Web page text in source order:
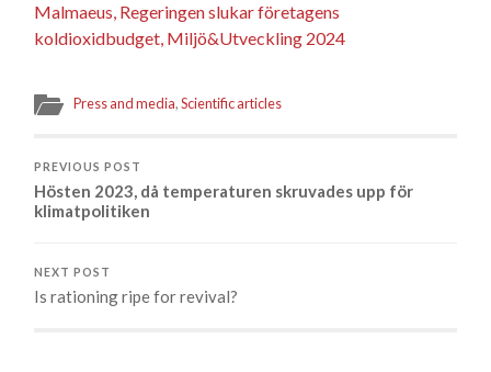
Malmaeus, Regeringen slukar företagens
koldioxidbudget, Miljö&Utveckling 2024
Press and media,Scientific articles
PREVIOUS POST
Hösten 2023, då temperaturen skruvades upp för
klimatpolitiken
NEXT POST
Is rationing ripe for revival?